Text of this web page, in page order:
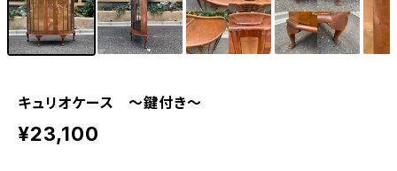
キュリオケース 〜鍵付き〜
¥23,100